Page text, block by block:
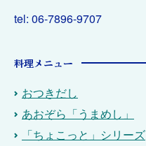
tel: 06-7896-9707
料理メニュー
おつきだし
あおぞら「うまめし」
「ちょこっと」シリーズ